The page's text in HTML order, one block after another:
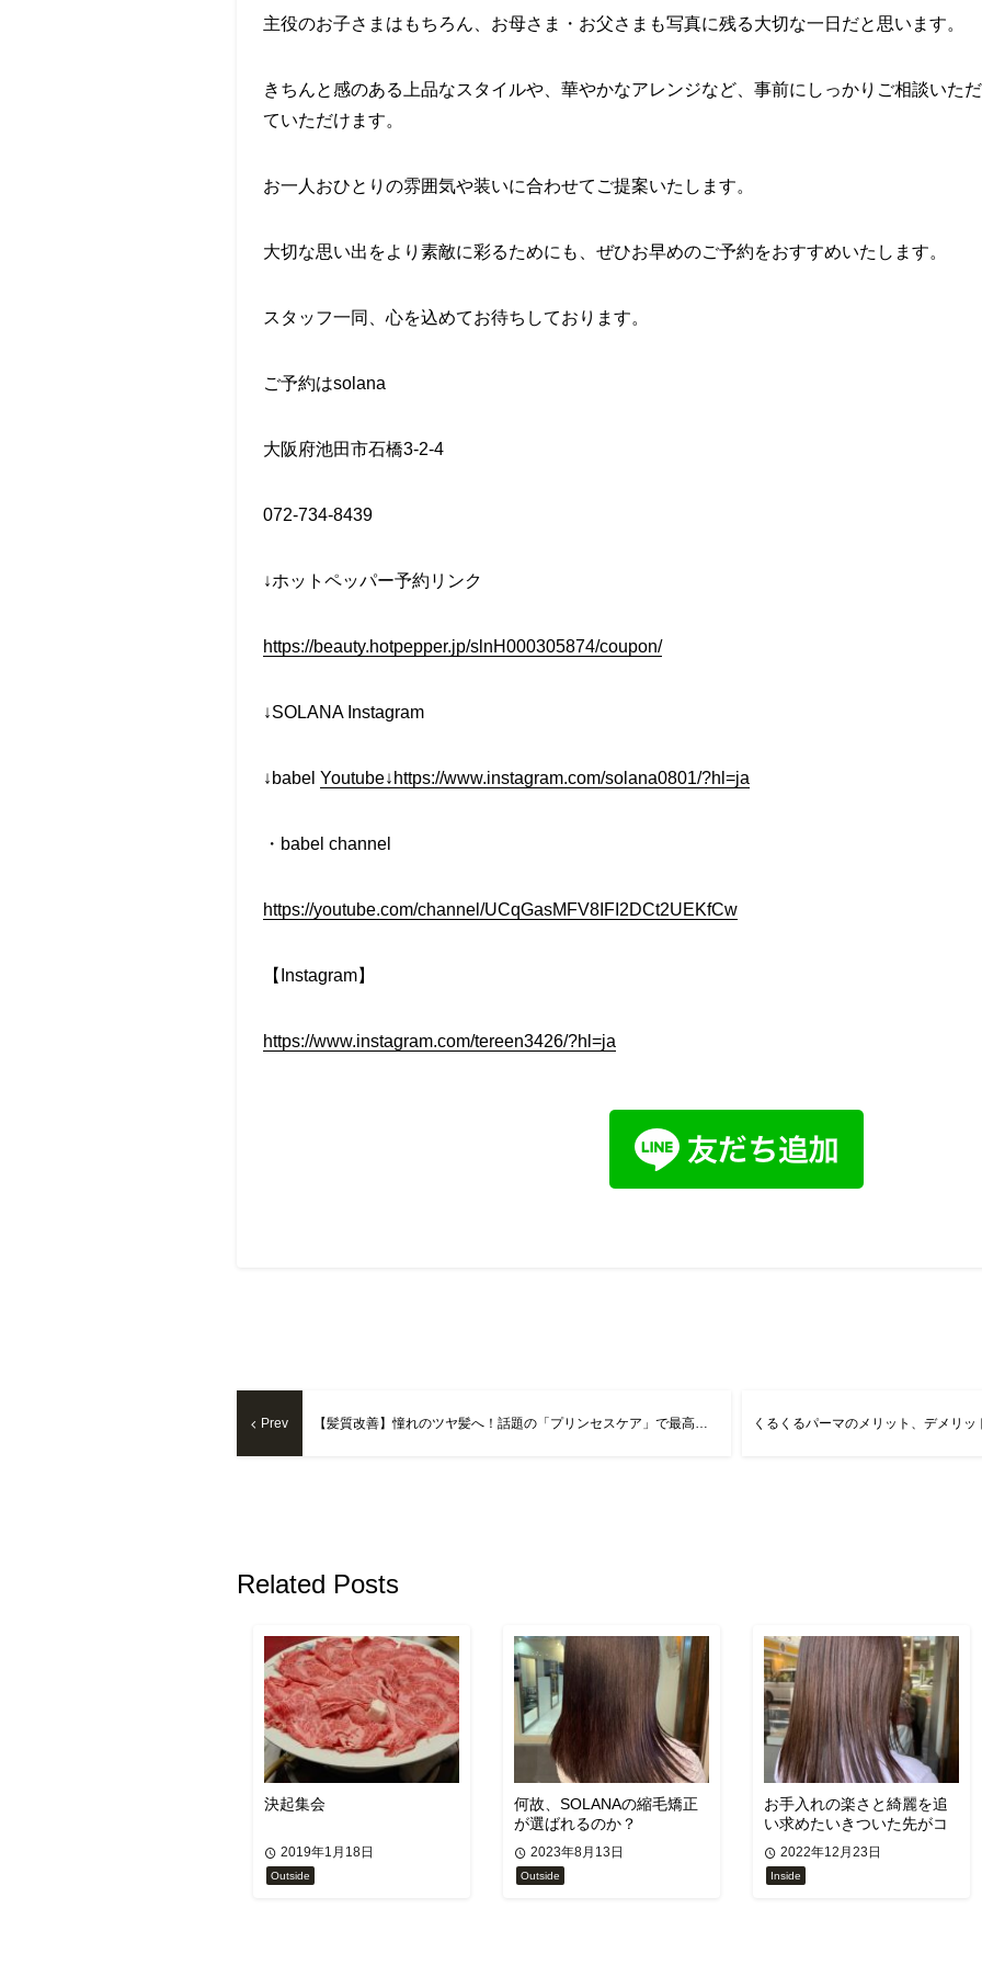
主役のお子さまはもちろん、お母さま・お父さまも写真に残る大切な一日だと思います。
きちんと感のある上品なスタイルや、華やかなアレンジなど、事前にしっかりご相談いた
ていただけます。
お一人おひとりの雰囲気や装いに合わせてご提案いたします。
大切な思い出をより素敵に彩るためにも、ぜひお早めのご予約をおすすめいたします。
スタッフ一同、心を込めてお待ちしております。
ご予約はsolana
大阪府池田市石橋3-2-4
072-734-8439
↓ホットペッパー予約リンク
https://beauty.hotpepper.jp/slnH000305874/coupon/
↓SOLANA Instagram
↓babel Youtube↓https://www.instagram.com/solana0801/?hl=ja
・babel channel
https://youtube.com/channel/UCqGasMFV8IFI2DCt2UEKfCw
【Instagram】
https://www.instagram.com/tereen3426/?hl=ja
Prev 【髪質改善】憧れのツヤ髪へ！話題の「プリンセスケア」で最高の艶髪に！ くるくるパーマのメリット、デメリッ
Related Posts
決起集会
2019年1月18日
Outside
何故、SOLANAの縮毛矯正
が選ばれるのか？
2023年8月13日
Outside
お手入れの楽さと綺麗を追
い求めたいきついた先がコ
レ！
2022年12月23日
Inside